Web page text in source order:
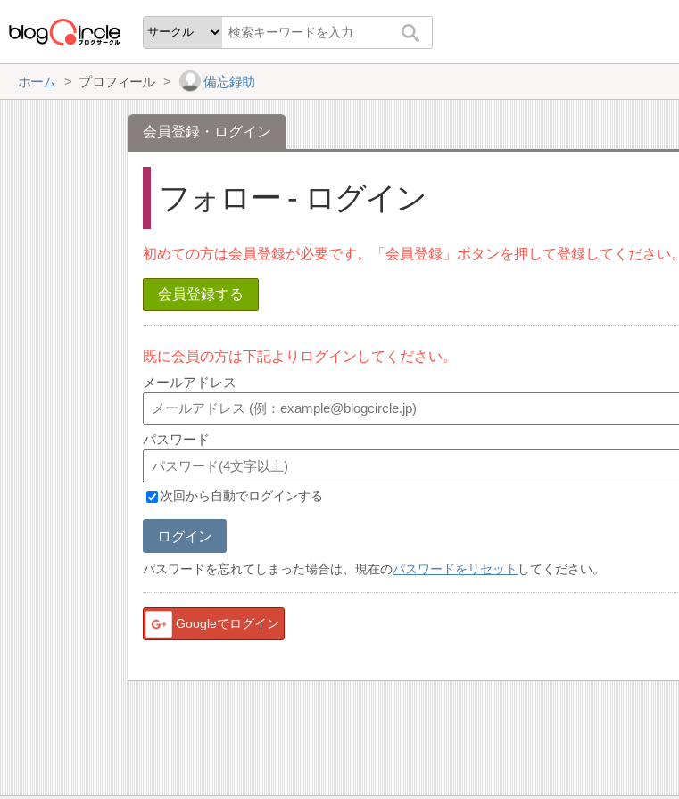
ホーム プロフィール 備忘録助
会員登録・ログイン
フォロー - ログイン
初めての方は会員登録が必要です。「会員登録」ボタンを押して登録してください。
会員登録する
既に会員の方は下記よりログインしてください。
メールアドレス
パスワード
次回から自動でログインする
ログイン
パスワードを忘れてしまった場合は、現在のパスワードをリセット してください。
Googleでログイン